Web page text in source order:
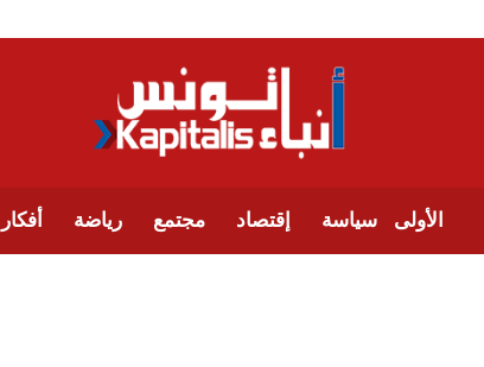
الأولى سياسة إقتصاد مجتمع رياضة أفكار